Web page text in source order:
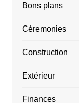
Bons plans
Céremonies
Construction
Extérieur
Finances